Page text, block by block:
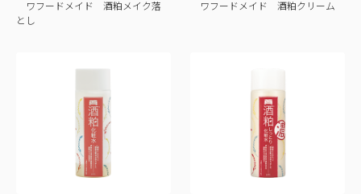
ワフードメイド 酒粕メイク落
とし
ワフードメイド 酒粕クリーム